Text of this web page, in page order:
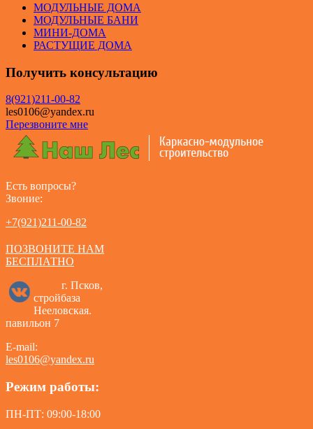
МОДУЛЬНЫЕ ДОМА
МОДУЛЬНЫЕ БАНИ
МИНИ-ДОМА
РАСТУЩИЕ ДОМА
Получить консультацию
8(921)211-00-82
les0106@yandex.ru
Перезвоните мне
Есть вопросы?
Звоние:
+7(921)211-00-82
ПОЗВОНИТЕ НАМ
БЕСПЛАТНО
г. Псков,
стройбаза
Нееловская.
павильон 7
E-mail:
les0106@yandex.ru
Режим работы:
ПН-ПТ: 09:00-18:00